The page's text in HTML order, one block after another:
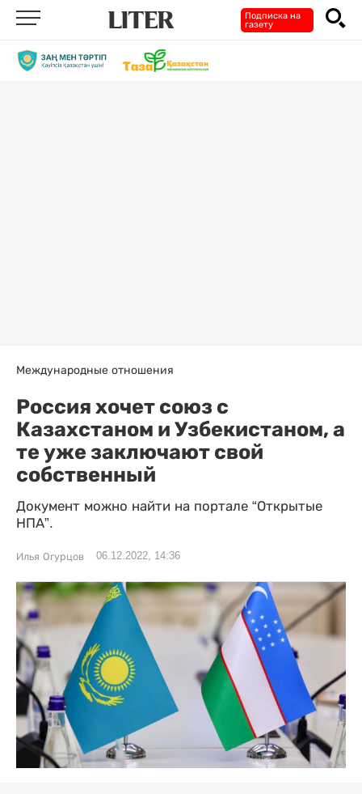
Подписка на
газету
Международные отношения
Россия хочет союз с
Казахстаном и Узбекистаном, а
те уже заключают свой
собственный
Документ можно найти на портале “Открытые
НПА”.
Илья Огурцов 06.12.2022, 14:36